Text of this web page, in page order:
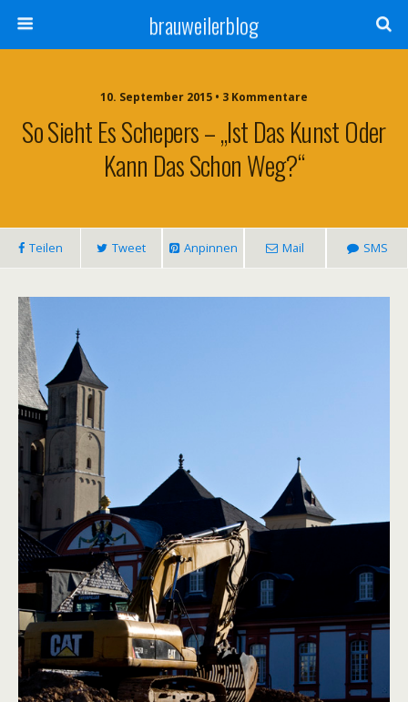
brauweilerblog
10. September 2015 • 3 Kommentare
So Sieht Es Schepers – „Ist Das Kunst Oder
Kann Das Schon Weg?“
Teilen Tweet Anpinnen Mail SMS